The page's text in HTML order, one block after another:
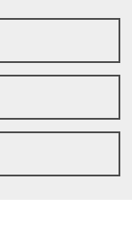
media policy